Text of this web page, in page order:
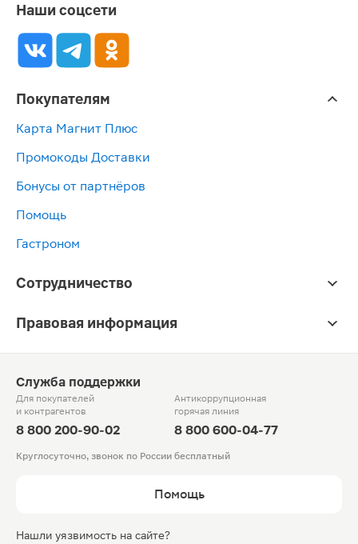
Наши соцсети
Покупателям
Карта Магнит Плюс
Промокоды Доставки
Бонусы от партнёров
Помощь
Гастроном
Сотрудничество
Правовая информация
Служба поддержки
Для покупателей
и контрагентов
8 800 200-90-02
Антикоррупционная
горячая линия
8 800 600-04-77
Круглосуточно, звонок по России бесплатный
Помощь
Нашли уязвимость на сайте?